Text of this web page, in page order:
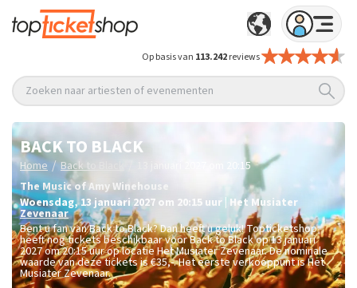
Op basis van 113.242reviews
Zoeken naar artiesten of evenementen
BACK TO BLACK
Home / Back to Black
13 januari 2027 om 20:15
The Music of Amy Winehouse
woensdag,13 januari 2027 om 20:15 uur Het Musiater
Zevenaar
Bent u fan van Back to Black? Dan heeft u geluk! Topticketshop
heeft nog tickets beschikbaar voor Back to Black op 13 januari
2027 om 20:15 uur op locatie Het Musiater Zevenaar. De nominale
waarde van deze tickets is€35,-. Het eerste verkooppunt is Het
Musiater Zevenaar.